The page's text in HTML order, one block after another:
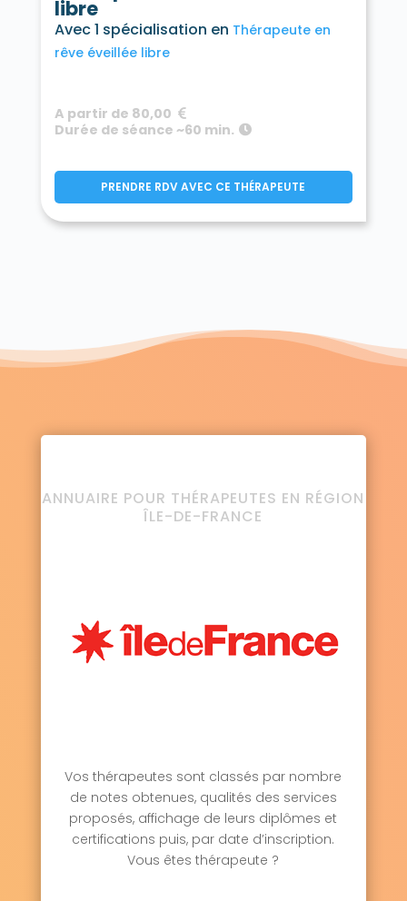
libre
Avec 1 spécialisation en Thérapeute en
rêve éveillée libre
A partir de 80,00
Durée de séance ~60 min.
PRENDRE RDV AVEC CE THÉRAPEUTE
ANNUAIRE POUR THÉRAPEUTES EN RÉGION
ÎLE-DE-FRANCE
Vos thérapeutes sont classés par nombre
de notes obtenues, qualités des services
proposés, affichage de leurs diplômes et
certifications puis, par date d’inscription.
Vous êtes thérapeute ?